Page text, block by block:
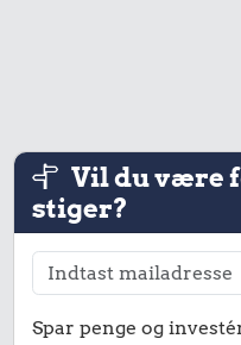
Vil du være
stiger?
Spar penge og